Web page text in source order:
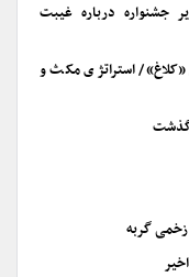
توضیحات مدیر جشنواره درباره غیبت
استراتژی مکث و
گربه